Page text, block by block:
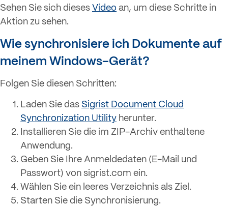
Sehen Sie sich dieses Video an, um diese Schritte in
Aktion zu sehen.
Wie synchronisiere ich Dokumente auf
meinem Windows-Gerät?
Folgen Sie diesen Schritten:
Laden Sie das Sigrist Document Cloud
Synchronization Utility herunter.
Installieren Sie die im ZIP-Archiv enthaltene
Anwendung.
Geben Sie Ihre Anmeldedaten (E-Mail und
Passwort) von sigrist.com ein.
Wählen Sie ein leeres Verzeichnis als Ziel.
Starten Sie die Synchronisierung.